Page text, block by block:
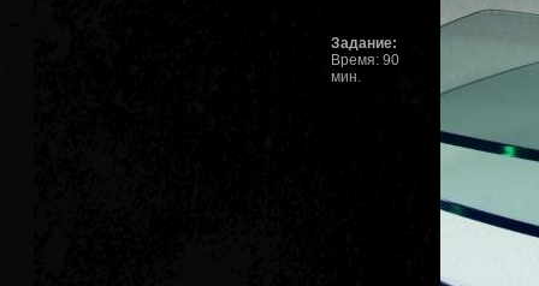
Задание:
Время: 90
мин.